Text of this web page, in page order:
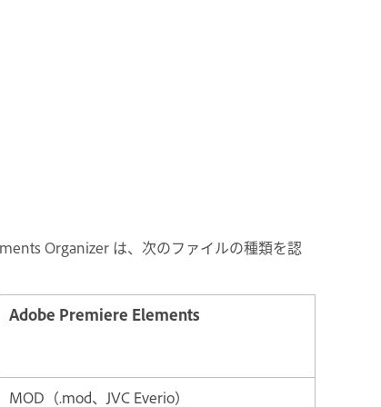
Organizer は、次のファイルの種類を認
Adobe Premiere Elements
MOD（.mod、JVC Everio）